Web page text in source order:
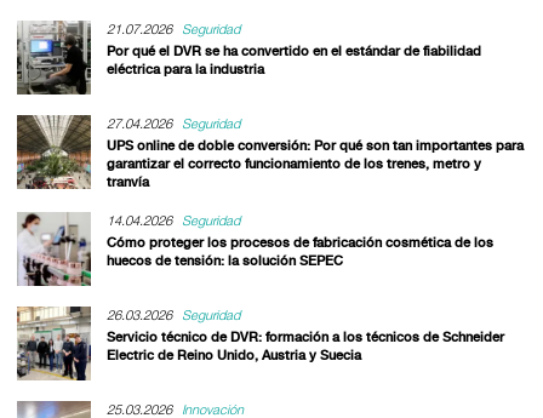
21.07.2026
Seguridad
Por qué el DVR se ha convertido en el estándar de fiabilidad
eléctrica para la industria
27.04.2026
Seguridad
UPS online de doble conversión: Por qué son tan importantes para
garantizar el correcto funcionamiento de los trenes, metro y
tranvía
14.04.2026
Seguridad
Cómo proteger los procesos de fabricación cosmética de los
huecos de tensión: la solución SEPEC
26.03.2026
Seguridad
Servicio técnico de DVR: formación a los técnicos de Schneider
Electric de Reino Unido, Austria y Suecia
25.03.2026 Innovación